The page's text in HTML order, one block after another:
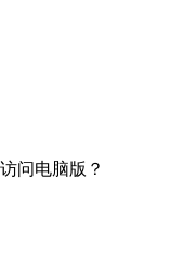
问电脑版？